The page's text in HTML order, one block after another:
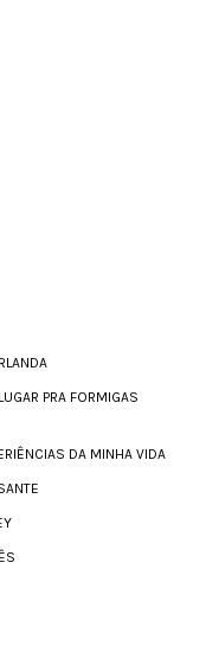
PRA FORMIGAS
DA MINHA VIDA